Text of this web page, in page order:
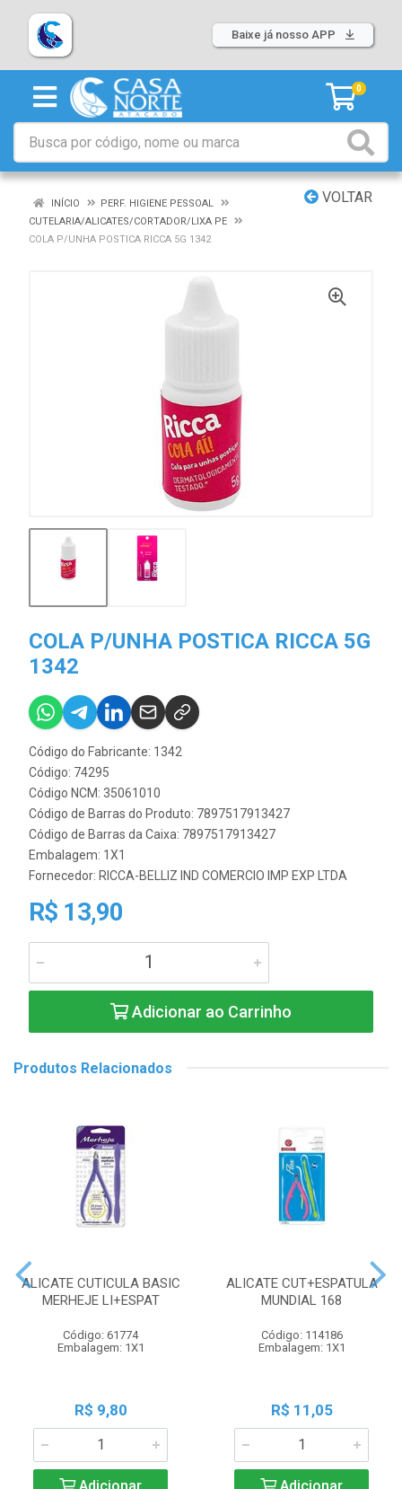
Baixe já nosso APP
0
VOLTAR
INÍCIO
PERF. HIGIENE PESSOAL
CUTELARIA/ALICATES/CORTADOR/LIXA PE
COLA P/UNHA POSTICA RICCA 5G 1342
COLA P/UNHA POSTICA RICCA 5G
1342
Código do Fabricante: 1342
Código: 74295
Código NCM: 35061010
Código de Barras do Produto: 7897517913427
Código de Barras da Caixa: 7897517913427
Embalagem: 1X1
Fornecedor: RICCA-BELLIZ IND COMERCIO IMP EXP LTDA
R$ 13,90
Adicionar ao Carrinho
Produtos Relacionados
ALICATE CUTICULA BASIC
MERHEJE LI+ESPAT
Código: 61774
Embalagem: 1X1
R$ 9,80
Adicionar
ALICATE CUT+ESPATULA
MUNDIAL 168
Código: 114186
Embalagem: 1X1
R$ 11,05
Adicionar